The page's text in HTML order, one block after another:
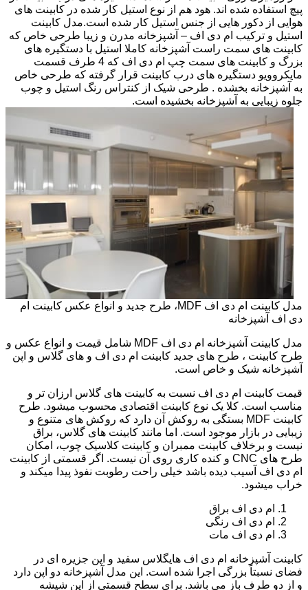
پیچ استفاده شده اند. هود هم از نوع استیل کار شده در کابینت های
هوایی از دکور هایی از جنس استیل کار شده است.مدل کابینت
استیل و ترکیب ام دی اف – آشپزخانه مدرن و زیبا طرحی خاص که
کابینت های سمت راست آشپزخانه کاملا استیل با دستگیره های
بزرگ و کابینت های سمت چپ ام دی اف که 4 طرف قسمت
مایکروویو دستگیره های درب کابینت قرار گرفته که طرحی خاص
به آشپزخانه بخشده . طرحی شیک از کنتراس رنگ استیل و چوب
جلوه زیبایی به آشپزخانه بخشیده است.
مدل کابینت ام دی اف MDF، طرح جدید و انواع عکس کابینت ام
دی اف آشپزخانه
مدل کابینت آشپزخانه ام دی اف MDF شامل قیمت و انواع عکس و
طرح کابینت ، طرح های جدید کابینت ام دی اف و های گلاس و اپن
آشپزخانه شیک و خاص است.
قیمت کابینت ام دی اف نسبت به کابینت های گلاس ارزان تر و
مناسب است. کلا یک نوع کابینت اقتصادی محسوب میشود. طرح
کابینت MDF بستگی به روکش آن دارد که روکش های متنوع و
زیبایی در بازار موجود است. اما مانند کابینت های گلاس، براق
نیست و برخلاف کابینت ممبران و کابینت کلاسیک چوب، امکان
طرح های CNC و کنده کاری روی آن نیست. اگر قسمتی از کابینت
ام دی اف آسیب دیده باشد خیلی راحت رطوبت نفوذ پیدا میکند و
خراب میشود.
ام دی اف براق
ام دی اف رنگی
ام دی اف مات
کابینت آشپزخانه ام دی اف هایگلاس سفید و اپن جزیره ای در
فضای نسبتاً بزرگی اجرا شده است. این مدل آشپزخانه دو اپن دارد
و از دو طرف باز می باشد. برای سطح قسمتی از اپن شیشه